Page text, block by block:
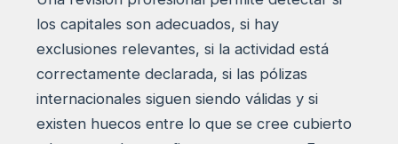
los capitales son adecuados, si hay
exclusiones relevantes, si la actividad está
correctamente declarada, si las pólizas
internacionales siguen siendo válidas y si
existen huecos entre lo que se cree cubierto